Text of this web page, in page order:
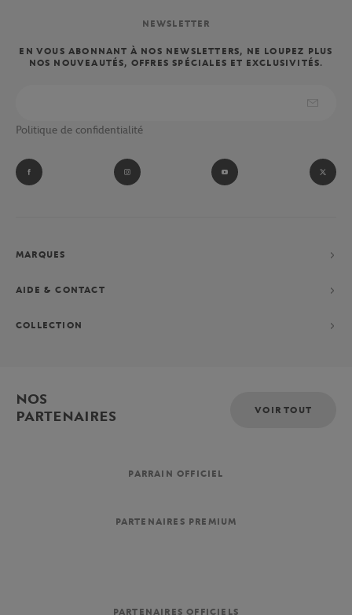
NEWSLETTER
EN VOUS ABONNANT À NOS NEWSLETTERS, NE LOUPEZ PLUS
NOS NOUVEAUTÉS, OFFRES SPÉCIALES ET EXCLUSIVITÉS.
Politique de confidentialité
MARQUES
AIDE & CONTACT
COLLECTION
NOS
PARTENAIRES
VOIR TOUT
PARRAIN OFFICIEL
PARTENAIRES PREMIUM
PARTENAIRES OFFICIELS